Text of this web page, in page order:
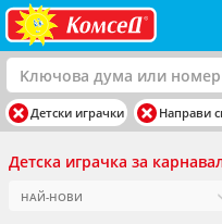
Детски играчки Направи
Детска играчка за